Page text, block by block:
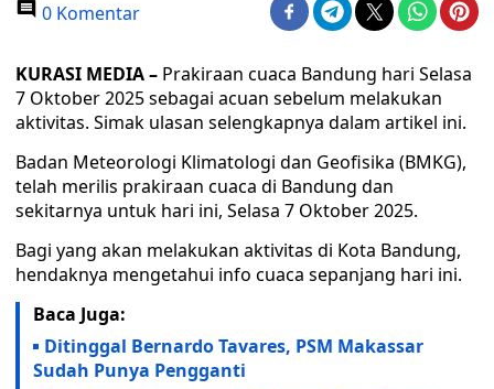
0 Komentar
KURASI MEDIA – Prakiraan cuaca Bandung hari Selasa
7 Oktober 2025 sebagai acuan sebelum melakukan
aktivitas. Simak ulasan selengkapnya dalam artikel ini.
Badan Meteorologi Klimatologi dan Geofisika (BMKG),
telah merilis prakiraan cuaca di Bandung dan
sekitarnya untuk hari ini, Selasa 7 Oktober 2025.
Bagi yang akan melakukan aktivitas di Kota Bandung,
hendaknya mengetahui info cuaca sepanjang hari ini.
Baca Juga:
Ditinggal Bernardo Tavares, PSM Makassar
Sudah Punya Pengganti